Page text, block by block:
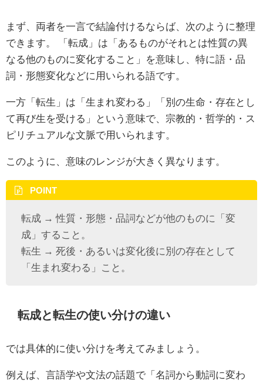
まず、両者を一言で結論付けるならば、次のように整理
できます。 「転成」は「あるものがそれとは性質の異
なる他のものに変化すること」を意味し、特に語・品
詞・形態変化などに用いられる語です。
一方「転生」は「生まれ変わる」「別の生命・存在とし
て再び生を受ける」という意味で、宗教的・哲学的・ス
ピリチュアルな文脈で用いられます。
このように、意味のレンジが大きく異なります。
POINT
転成 → 性質・形態・品詞などが他のものに「変
成」すること。
転生 → 死後・あるいは変化後に別の存在として
「生まれ変わる」こと。
転成と転生の使い分けの違い
では具体的に使い分けを考えてみましょう。
例えば、言語学や文法の話題で「名詞から動詞に変わ